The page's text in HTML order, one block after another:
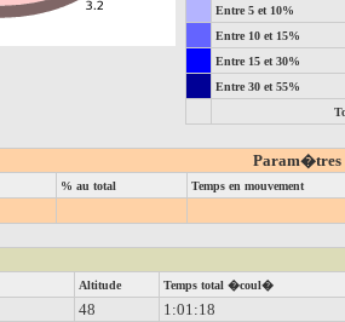
Entre 5 et 10%
Entre 10 et 15%
Entre 15 et 30%
Entre 30 et 55%
Param�tres
% au total
Temps en mouvement
Altitude Temps total �coul�
48
1:01:18